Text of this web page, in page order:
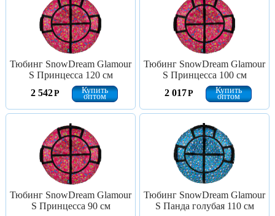
Тюбинг SnowDream Glamour
S Принцесса 120 см
2 542Р Купить
оптом
Тюбинг SnowDream Glamour
S Принцесса 100 см
2 017Р Купить
оптом
Тюбинг SnowDream Glamour
S Принцесса 90 см
Тюбинг SnowDream Glamour
S Панда голубая 110 см